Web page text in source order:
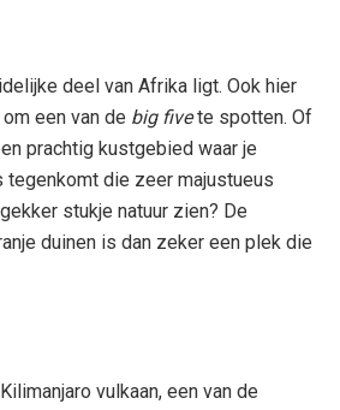
deel van Afrika ligt. Ook hier
een van de big fivete spotten. Of
prachtig kustgebied waar je
die zeer majustueus
stukje natuur zien? De
duinen is dan zeker een plek die
vulkaan, een van de